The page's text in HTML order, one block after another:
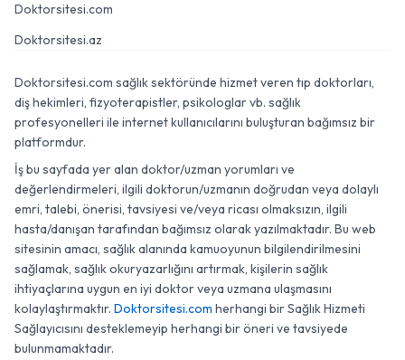
Doktorsitesi.com
Doktorsitesi.az
Doktorsitesi.com sağlık sektöründe hizmet veren tıp doktorları,
diş hekimleri, fizyoterapistler, psikologlar vb. sağlık
profesyonelleri ile internet kullanıcılarını buluşturan bağımsız bir
platformdur.
İş bu sayfada yer alan doktor/uzman yorumları ve
değerlendirmeleri, ilgili doktorun/uzmanın doğrudan veya dolaylı
emri, talebi, önerisi, tavsiyesi ve/veya ricası olmaksızın, ilgili
hasta/danışan tarafından bağımsız olarak yazılmaktadır. Bu web
sitesinin amacı, sağlık alanında kamuoyunun bilgilendirilmesini
sağlamak, sağlık okuryazarlığını artırmak, kişilerin sağlık
ihtiyaçlarına uygun en iyi doktor veya uzmana ulaşmasını
kolaylaştırmaktır. Doktorsitesi.com herhangi bir Sağlık Hizmeti
Sağlayıcısını desteklemeyip herhangi bir öneri ve tavsiyede
bulunmamaktadır.